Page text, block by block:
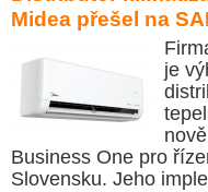
Midea přešel na
je
Business One pro
Slovensku. Jeho